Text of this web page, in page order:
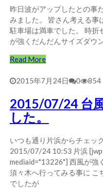
昨日波がアップしたとの事
みました。 皆さん考える事
駐車場は満車でした。 時折
が強くだんだんサイズダ
Read More
2015年7月24日 0 854
2015/07/24 台
した。
いつも通り片浜からチェッ
2015/07/24 10:53 片浜
mediaid="13226"] 西風が強
須々木へ行ってみる事に こ
でしたが